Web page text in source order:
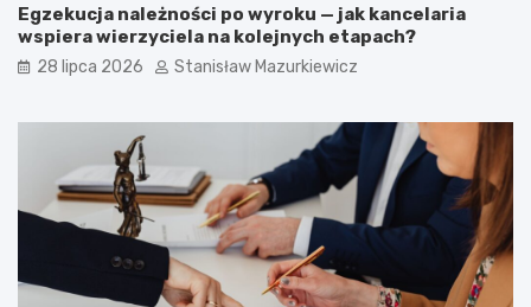
Egzekucja należności po wyroku — jak kancelaria
wspiera wierzyciela na kolejnych etapach?
28 lipca 2026 Stanisław Mazurkiewicz